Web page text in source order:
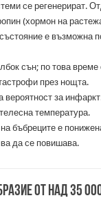
се регенерират.
(хормон на
е възможна
сън; по това
през нощта.
вероятност за
температура.
бъбреците е
да се повишава.
от над 35